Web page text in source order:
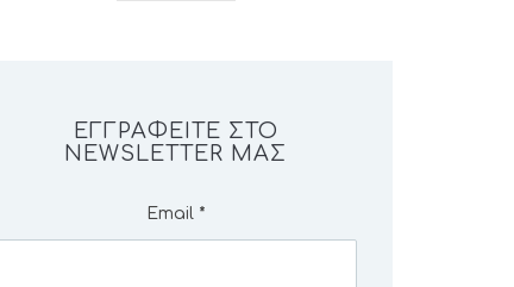
ΕΓΓΡΑΦΕΊΤΕ ΣΤΟ
NEWSLETTER ΜΑΣ
Email *